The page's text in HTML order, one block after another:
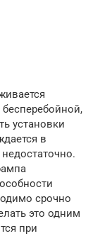
установки
в
срочно
это одним
при